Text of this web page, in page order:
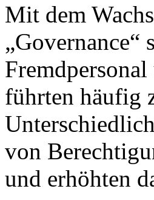
Mit dem
führten häufig
von
und erhöhten